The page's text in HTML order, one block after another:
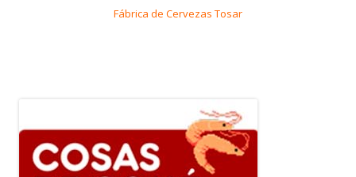
Fábrica de Cervezas Tosar